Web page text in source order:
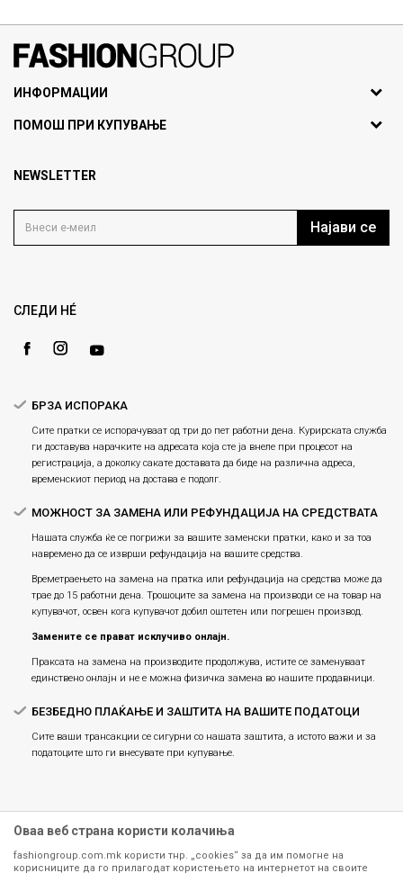
ИНФОРМАЦИИ
За нас
Продавници
Блог
Gift Card
ПОМОШ ПРИ КУПУВАЊЕ
Политика на приватност
Како да купите
Замена и рефундација на производи
NEWSLETTER
Најави се
СЛЕДИ НÉ
БРЗА ИСПОРАКА
Сите пратки се испорачуваат од три до пет работни дена. Курирската служба
ги доставува нарачките на адресата која сте ја внеле при процесот на
регистрација, а доколку сакате доставата да биде на различна адреса,
временскиот период на достава е подолг.
МОЖНОСТ ЗА ЗАМЕНА ИЛИ РЕФУНДАЦИЈА НА СРЕДСТВАТА
Нашата служба ќе се погрижи за вашите заменски пратки, како и за тоа
навремено да се изврши рефундација на вашите средства.
Времетраењето на замена на пратка или рефундацијa на средства може да
трае до 15 работни дена. Трошоците за замена на производи се на товар на
купувачот, освен кога купувачот добил оштетен или погрешен производ.
Замените се прават исклучиво онлајн.
Праксата на замена на производите продолжува, истите се заменуваат
единствено онлајн и не е можна физичка замена во нашите продавници.
БЕЗБЕДНО ПЛАЌАЊЕ И ЗАШТИТА НА ВАШИТЕ ПОДАТОЦИ
Сите ваши трансакции се сигурни со нашата заштита, а истото важи и за
податоците што ги внесувате при купување.
Оваа веб страна користи колачиња
fashiongroup.com.mk користи тнр. „cookies“ за да им помогне на
корисниците да го прилагодат користењето на интернетот на своите